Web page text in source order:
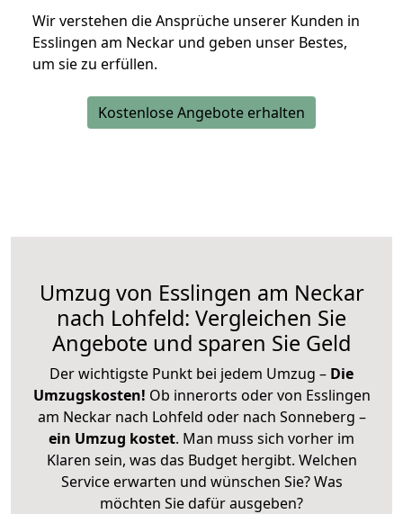
Wir verstehen die Ansprüche unserer Kunden in
Esslingen am Neckar und geben unser Bestes,
um sie zu erfüllen.
Kostenlose Angebote erhalten
Umzug von Esslingen am Neckar
nach Lohfeld: Vergleichen Sie
Angebote und sparen Sie Geld
Der wichtigste Punkt bei jedem Umzug – Die
Umzugskosten! Ob innerorts oder von Esslingen
am Neckar nach Lohfeld oder nach Sonneberg –
ein Umzug kostet. Man muss sich vorher im
Klaren sein, was das Budget hergibt. Welchen
Service erwarten und wünschen Sie? Was
möchten Sie dafür ausgeben?